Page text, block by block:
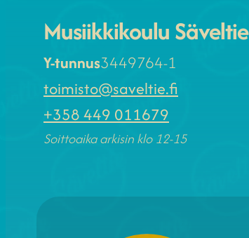
Musiikkikoulu Säveltie
Y-tunnus3449764-1
toimisto@saveltie.fi
+358 449 011679
Soittoaika arkisin klo 12-15